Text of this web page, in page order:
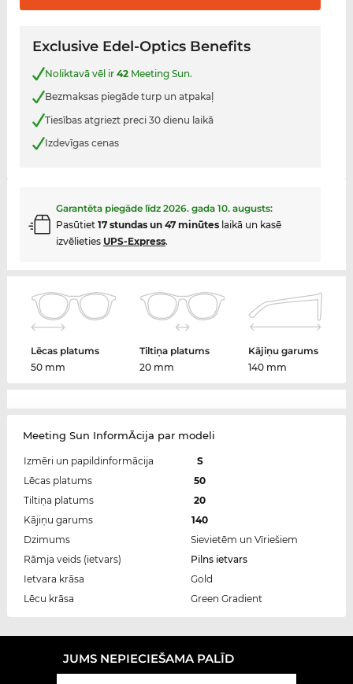
Exclusive Edel-Optics Benefits
Noliktavā vēl ir 42Meeting Sun.
Bezmaksas piegāde turp un atpakaļ
Tiesības atgriezt preci 30 dienu laikā
Izdevīgas cenas
Garantēta piegāde līdz 2026. gada 10. augusts:
Pasūtiet 17 stundas un 47 minūteslaikā un kasē
izvēlieties UPS-Express.
Lēcas platums
50 mm
Tiltiņa platums
20 mm
Kājiņu garums
140 mm
Meeting Sun InformĀcija par modeli
Izmēri un papildinformācija
S
Lēcas platums
50
Tiltiņa platums
20
Kājiņu garums
140
Dzimums
Sievietēm un Vīriešiem
Rāmja veids (ietvars)
Pilns ietvars
Ietvara krāsa
Gold
Lēcu krāsa
Green Gradient
JUMS NEPIECIEŠAMA PALĪD